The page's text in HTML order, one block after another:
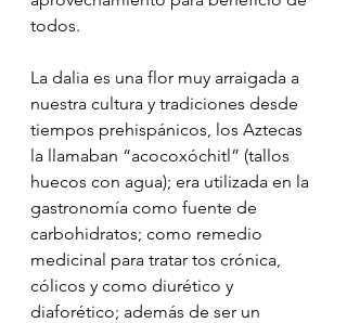
todos.
La dalia es una flor muy arraigada a
nuestra cultura y tradiciones desde
tiempos prehispánicos, los Aztecas
la llamaban “acocoxóchitl” (tallos
huecos con agua); era utilizada en la
gastronomía como fuente de
carbohidratos; como remedio
medicinal para tratar tos crónica,
cólicos y como diurético y
diaforético; además de ser un